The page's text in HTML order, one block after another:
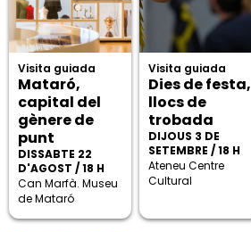
Visita guiada
Mataró,
capital del
gènere de
punt
DISSABTE 22
D'AGOST / 18 H
Can Marfà. Museu
de Mataró
Visita guiada
Dies de festa,
llocs de
trobada
DIJOUS 3 DE
SETEMBRE / 18 H
Ateneu Centre
Cultural